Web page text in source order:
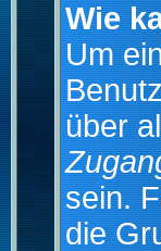
Wie
Um
über
sein.
die